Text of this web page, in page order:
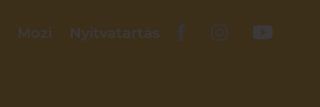
Mozi Nyitvatartás